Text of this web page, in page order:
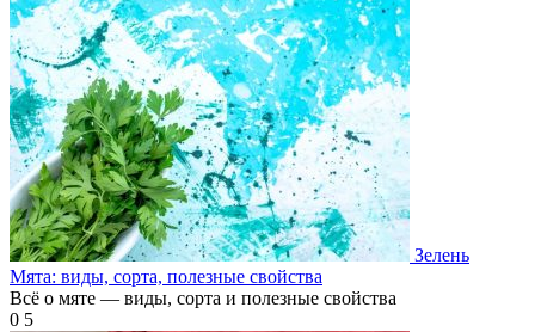
Зелень
Мята: виды, сорта, полезные свойства
Всё о мятe — виды, сорта и полезные свойства
0 5